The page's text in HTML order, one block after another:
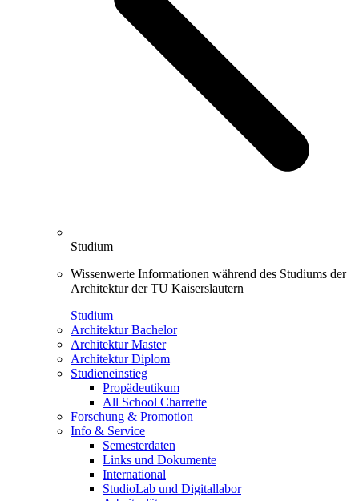
Studium
Wissenwerte Informationen während des Studiums der
Architektur der TU Kaiserslautern
Studium
Architektur Bachelor
Architektur Master
Architektur Diplom
Studieneinstieg
Propädeutikum
All School Charrette
Forschung & Promotion
Info & Service
Semesterdaten
Links und Dokumente
International
StudioLab und Digitallabor